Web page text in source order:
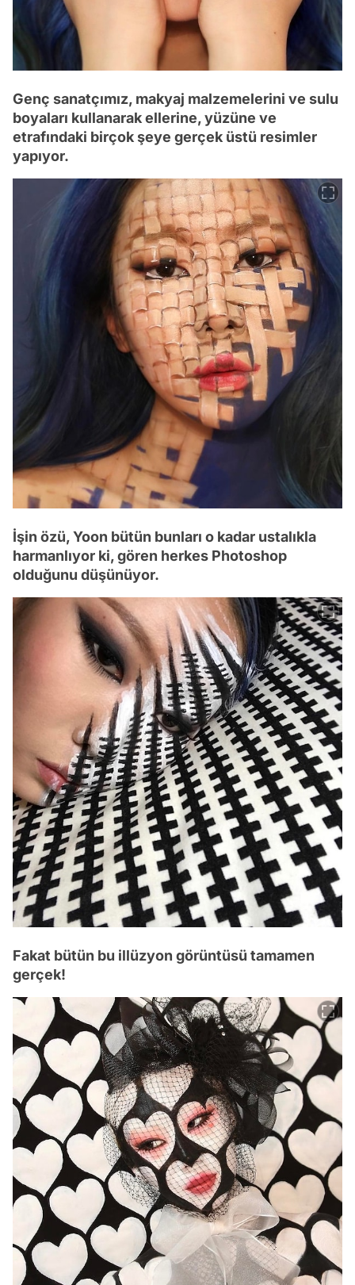
Genç sanatçımız, makyaj malzemelerini ve sulu
boyaları kullanarak ellerine, yüzüne ve
etrafındaki birçok şeye gerçek üstü resimler
yapıyor.
İşin özü, Yoon bütün bunları o kadar ustalıkla
harmanlıyor ki, gören herkes Photoshop
olduğunu düşünüyor.
Fakat bütün bu illüzyon görüntüsü tamamen
gerçek!